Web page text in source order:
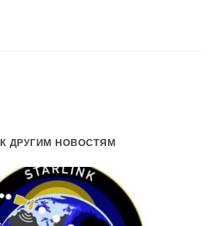
К ДРУГИМ НОВОСТЯМ